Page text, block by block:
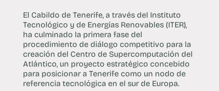
El Cabildo de Tenerife, a través del Instituto
Tecnológico y de Energías Renovables (ITER),
ha culminado la primera fase del
procedimiento de diálogo competitivo para la
creación del Centro de Supercomputación del
Atlántico, un proyecto estratégico concebido
para posicionar a Tenerife como un nodo de
referencia tecnológica en el sur de Europa.